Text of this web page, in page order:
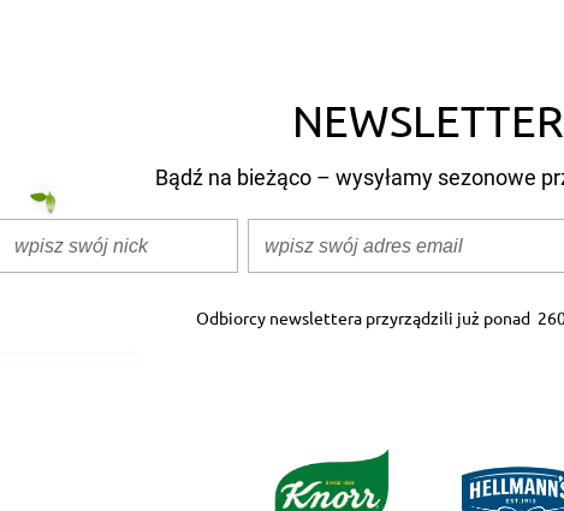
NEWSLETTER
Bądź na bieżąco – wysyłamy sezonowe
Odbiorcy newslettera przyrządzili już ponad